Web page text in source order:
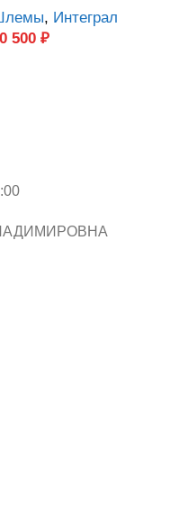
, Интеграл
500 ₽